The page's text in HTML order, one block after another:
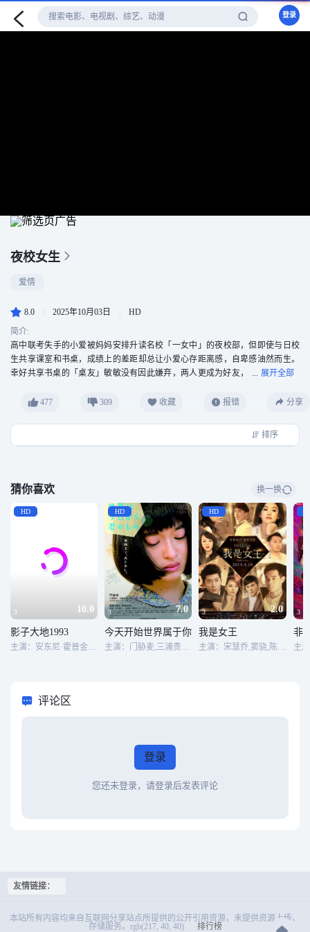
登录
夜校女生
爱情
8.0 2025年10月03日
HD
简介:
高中联考失手的小爱被妈妈安排升读名校「一女中」的夜校部，但即使与日校
生共享课室和书桌，成绩上的差距却总让小爱心存距离感，自卑感油然而生。
幸好共享书桌的「桌友」敏敏没有因此嫌弃，两人更成为好友，
服，但小爱渐渐舍不得日校生的制服光环，更使用冒牌的一女中身份，瞒着敏
演庄景燊延续台湾校园电影浪潮，由新生代演员主演，带领观众重修青春的成
长课。
477 309 收藏 报错 分享
排序
猜你喜欢 换一换
3 10.0
HD
影子大地1993
主演：安东尼·霍普金斯,德博拉·温格,朱利安·费罗斯,约瑟夫·梅泽罗,爱德华·哈德威克,罗迪·莫德-罗克斯比,迈克尔·丹尼森
3 7.0
HD
今天开始世界属于你
主演：门胁麦,三浦贵大,比留川游,岡本拓朗,安井顺平,驹木根隆介,槙田雄司,江原由希子
3 2.0
HD
我是女王
主演：宋慧乔,窦骁,陈乔恩,杨祐宁,邬君梅,姜武,郑元畅,秦昊,伊能静
3
非
评论区
登录
您还未登录，请登录后发表评论
友情链接：
本站所有内容均来自互联网分享站点所提供的公开引用资源，未提供资源上传、
存储服务。rgb(217, 40, 40)
排行榜